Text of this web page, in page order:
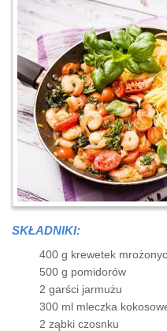
SKŁADNIKI:
400 g krewetek
500 g pomidorów
2 garści jarmużu
300 ml mleczka
2 ząbki czosnku